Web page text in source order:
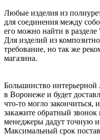
Любые изделия из
для соединения между
его можно найти в
Для изделий из
требование, но так же
магазина.
Большинство интерьерной
в Воронеже и будет
что-то могло закончиться,
закажите обратный
менеджеры дадут точную
Максимальный срок